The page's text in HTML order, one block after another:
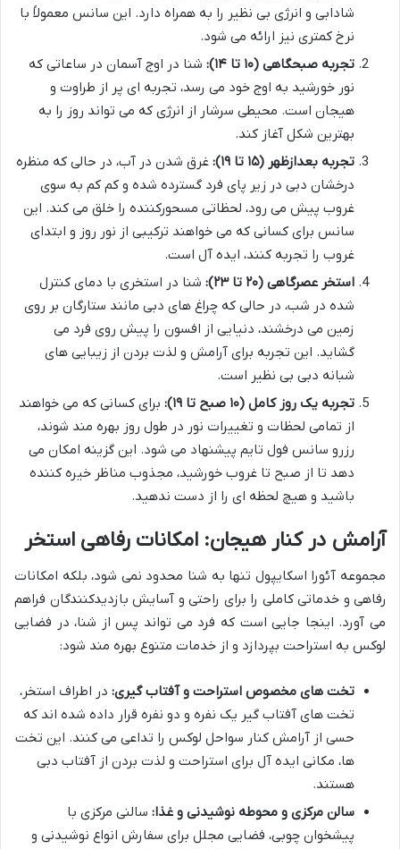
شادابی و انرژی بی نظیر را به همراه دارد. این سانس معمولاً با
نرخ کمتری نیز ارائه می شود.
تجربه صبحگاهی (۱۰ تا ۱۴):
شنا در اوج آسمان در ساعاتی که
نور خورشید به اوج خود می رسد، تجربه ای پر از طراوت و
هیجان است. محیطی سرشار از انرژی که می تواند روز را به
بهترین شکل آغاز کند.
تجربه بعدازظهر (۱۵ تا ۱۹):
غرق شدن در آب، در حالی که منظره
درخشان دبی در زیر پای فرد گسترده شده و کم کم به سوی
غروب پیش می رود، لحظاتی مسحورکننده را خلق می کند. این
سانس برای کسانی که می خواهند ترکیبی از نور روز و ابتدای
غروب را تجربه کنند، ایده آل است.
استخر عصرگاهی (۲۰ تا ۲۳):
شنا در استخری با دمای کنترل
شده در شب، در حالی که چراغ های دبی مانند ستارگان بر روی
زمین می درخشند، دنیایی از افسون را پیش روی فرد می
گشاید. این تجربه برای آرامش و لذت بردن از زیبایی های
شبانه دبی بی نظیر است.
تجربه یک روز کامل (۱۰ صبح تا ۱۹):
برای کسانی که می خواهند
از تمامی لحظات و تغییرات نور در طول روز بهره مند شوند،
رزرو سانس فول تایم پیشنهاد می شود. این گزینه امکان می
دهد تا از صبح تا غروب خورشید، مجذوب مناظر خیره کننده
باشید و هیچ لحظه ای را از دست ندهید.
آرامش در کنار هیجان: امکانات رفاهی استخر
مجموعه آئورا اسکایپول تنها به شنا محدود نمی شود، بلکه امکانات
رفاهی و خدماتی کاملی را برای راحتی و آسایش بازدیدکنندگان فراهم
می آورد. اینجا جایی است که فرد می تواند پس از شنا، در فضایی
لوکس به استراحت بپردازد و از خدمات متنوع بهره مند شود:
تخت های مخصوص استراحت و آفتاب گیری: در اطراف استخر،
تخت های آفتاب گیر یک نفره و دو نفره قرار داده شده اند که
حسی از آرامش کنار سواحل لوکس را تداعی می کنند. این تخت
ها، مکانی ایده آل برای استراحت و لذت بردن از آفتاب دبی
هستند.
سالن مرکزی و محوطه نوشیدنی و غذا: سالنی مرکزی با
پیشخوان چوبی، فضایی مجلل برای سفارش انواع نوشیدنی و